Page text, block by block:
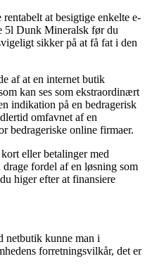
at besigtige enkelte e-
5l Dunk Mineralsk før du
sikker på at få fat i den
af at en internet butik
kan ses som ekstraordinært
indikation på en bedragerisk
omfavnet af en
bedrageriske online firmaer.
eller betalinger med
fordel af en løsning som
higer efter at finansiere
netbutik kunne man i
forretningsvilkår, det er